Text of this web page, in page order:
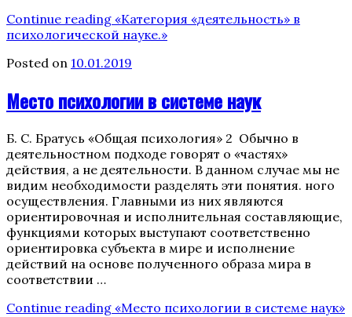
Continue reading «Категория «деятельность» в
психологической науке.»
Posted on 10.01.2019
Место психологии в системе наук
Б. С. Братусь «Общая психология» 2 Обычно в
деятельностном подходе говорят о «частях»
действия, а не деятельности. В данном случае мы не
видим необходимости разделять эти понятия. ного
осуществления. Главными из них являются
ориентировочная и исполнительная составляющие,
функциями которых выступают соответственно
ориентировка субъекта в мире и исполнение
действий на основе полученного образа мира в
соответствии …
Continue reading «Место психологии в системе наук»